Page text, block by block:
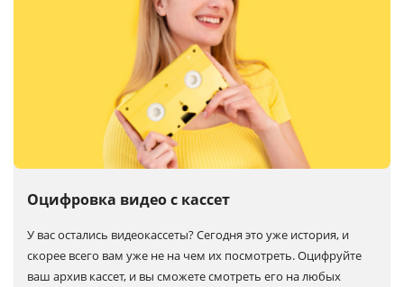
Багетная мастерская
Услуги и сервис
Оцифровка видео с кассет
У вас остались видеокассеты? Сегодня это уже история, и
скорее всего вам уже не на чем их посмотреть. Оцифруйте
ваш архив кассет, и вы сможете смотреть его на любых